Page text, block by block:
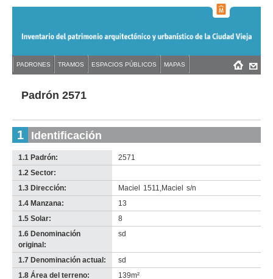
navigation
Back
topPadrón 2571
1 Identificación
1.1 Padrón:
2571
1.2 Sector:
no
info-
1.3 Dirección: Maciel 1511,Maciel
s/n
1.4 Manzana:
13
1.5 Solar:
8
1.6 Denominación
original:
sd
1.7 Denominación actual:
sd
1.8 Área del terreno:
139m²
Back
to Menú
PADRONES TRAMOS ESPACIOS PÚBLICOS MAPAS